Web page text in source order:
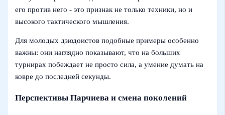
его против него - это признак не только техники, но и
высокого тактического мышления.
Для молодых дзюдоистов подобные примеры особенно
важны: они наглядно показывают, что на больших
турнирах побеждает не просто сила, а умение думать на
ковре до последней секунды.
Перспективы Парчиева и смена поколений